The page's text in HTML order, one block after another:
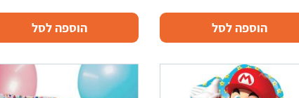
הוספה לסל הוספה לסל